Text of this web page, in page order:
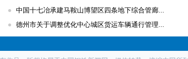
中国十七冶承建马鞍山博望区四条地下综合管廊...
德州市关于调整优化中心城区货运车辆通行管理...